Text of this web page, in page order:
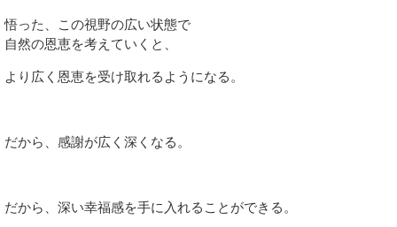
悟った、この視野の広い状態で
自然の恩恵を考えていくと、
より広く恩恵を受け取れるようになる。
だから、感謝が広く深くなる。
だから、深い幸福感を手に入れることができる。